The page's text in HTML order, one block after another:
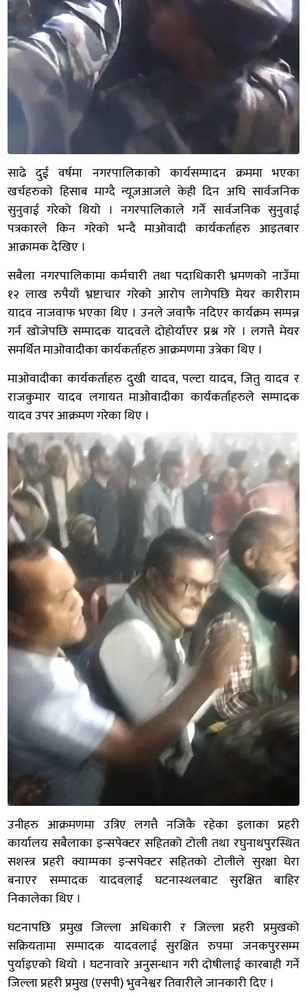
साढे दुई वर्षमा नगरपालिकाको कार्यसम्पादन क्रममा भएका
खर्चहरुको हिसाब माग्दै न्यूजआजले केही दिन अघि सार्वजनिक
सुनुवाई गरेको थियो । नगरपालिकाले गर्ने सार्वजनिक सुनुवाई
पत्रकारले किन गरेको भन्दै माओवादी कार्यकर्ताहरु आइतबार
आक्रामक देखिए ।
सबैला नगरपालिकामा कर्मचारी तथा पदाधिकारी भ्रमणको नाउँमा
१२ लाख रुपैयाँ भ्रष्टाचार गरेको आरोप लागेपछि मेयर कारीराम
यादव नाजवाफ भएका थिए । उनले जवाफै नदिएर कार्यक्रम सम्पन्न
गर्न खोजेपछि सम्पादक यादवले दोहोर्याएर प्रश्न गरे । लगत्तै मेयर
समर्थित माओवादीका कार्यकर्ताहरु आक्रमणमा उत्रेका थिए ।
माओवादीका कार्यकर्ताहरु दुखी यादव, पल्टा यादव, जितु यादव र
राजकुमार यादव लगायत माओवादीका कार्यकर्ताहरुले सम्पादक
यादव उपर आक्रमण गरेका थिए ।
उनीहरु आक्रमणमा उत्रिए लगत्तै नजिकै रहेका इलाका प्रहरी
कार्यालय सबैलाका इन्सपेक्टर सहितको टोली तथा रघुनाथपुरस्थित
सशस्त्र प्रहरी क्याम्पका इन्सपेक्टर सहितको टोलीले सुरक्षा घेरा
बनाएर सम्पादक यादवलाई घटनास्थलबाट सुरक्षित बाहिर
निकालेका थिए ।
घटनापछि प्रमुख जिल्ला अधिकारी र जिल्ला प्रहरी प्रमुखको
सक्रियतामा सम्पादक यादवलाई सुरक्षित रुपमा जनकपुरसम्म
पुर्याइएको थियो । घटनावारे अनुसन्धान गरी दोषीलाई कारबाही गर्ने
जिल्ला प्रहरी प्रमुख (एसपी) भुवनेश्वर तिवारीले जानकारी दिए ।